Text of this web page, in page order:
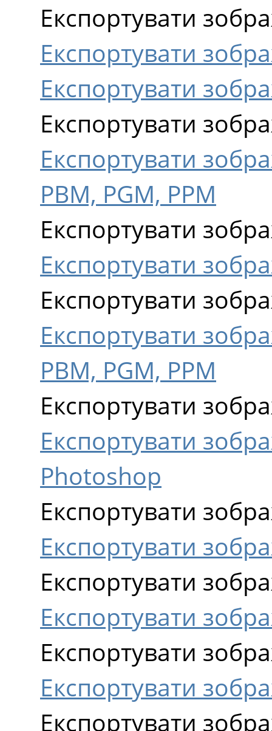
Експортувати
Експортувати
Експортувати
Експортувати
Експортувати
PBM, PGM, PPM
Експортувати
Експортувати
Експортувати
Експортувати
PBM, PGM, PPM
Експортувати
Експортувати
Photoshop
Експортувати
Експортувати
Експортувати
Експортувати
Експортувати
Експортувати
Експортувати